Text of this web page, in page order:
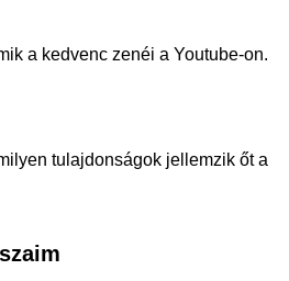
a kedvenc zenéi a Youtube-on.
tulajdonságok jellemzik őt a